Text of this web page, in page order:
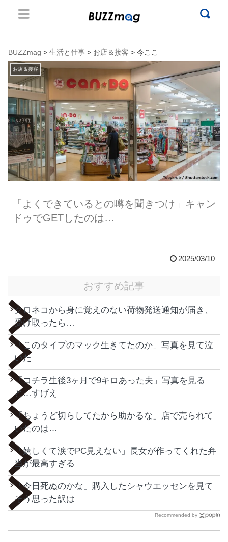
BUZZmag > 生活と仕事 > お店＆接客 > 今ここ
お店＆接客
「よくできているとの噂を聞きつけ」キャン
ドゥでGETしたのは…
2025/03/10
おすすめ記事
クロネコから身に覚えのない荷物発送通知が届き、
受け取ったら…
「このタイプのマック生きてたのか」写真を見て泣
いた
「コチラ生後3ヶ月で9キロあった夫」写真を見る
と…すげえ
「ちょうど切らしてたから助かるな」店で売られて
いたのは…
「嬉しくて涙でPC見えない」長女が作ってくれた弁
当が最高すぎる
「今日死ぬのかな」購入したシャウエッセンを見て
そう思った訳は
Recommended by